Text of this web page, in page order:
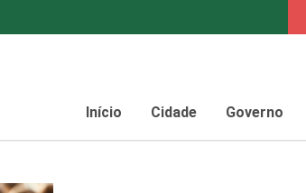
Início Cidade Governo